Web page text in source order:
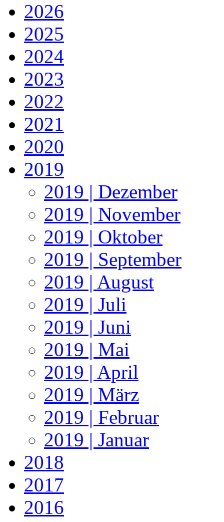
2026
2025
2024
2023
2022
2021
2020
2019
2019 | Dezember
2019 | November
2019 | Oktober
2019 | September
2019 | August
2019 | Juli
2019 | Juni
2019 | Mai
2019 | April
2019 | März
2019 | Februar
2019 | Januar
2018
2017
2016